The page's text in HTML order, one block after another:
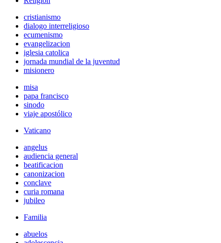
cristianismo
dialogo interreligioso
ecumenismo
evangelizacion
iglesia catolica
jornada mundial de la juventud
misionero
misa
papa francisco
sinodo
viaje apostólico
Vaticano
angelus
audiencia general
beatificacion
canonizacion
conclave
curia romana
jubileo
Familia
abuelos